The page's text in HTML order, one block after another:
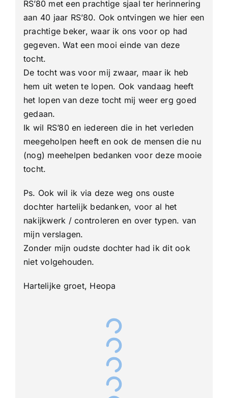
RS’80 met een prachtige sjaal ter herinnering
aan 40 jaar RS’80. Ook ontvingen we hier een
prachtige beker, waar ik ons voor op had
gegeven. Wat een mooi einde van deze
tocht.
De tocht was voor mij zwaar, maar ik heb
hem uit weten te lopen. Ook vandaag heeft
het lopen van deze tocht mij weer erg goed
gedaan.
Ik wil RS’80 en iedereen die in het verleden
meegeholpen heeft en ook de mensen die nu
(nog) meehelpen bedanken voor deze mooie
tocht.
Ps. Ook wil ik via deze weg ons ouste
dochter hartelijk bedanken, voor al het
nakijkwerk / controleren en over typen. van
mijn verslagen.
Zonder mijn oudste dochter had ik dit ook
niet volgehouden.
Hartelijke groet, Heopa